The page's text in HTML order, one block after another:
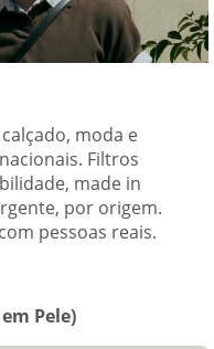
moda e
Filtros
made in
por origem.
pessoas reais.
Pele)